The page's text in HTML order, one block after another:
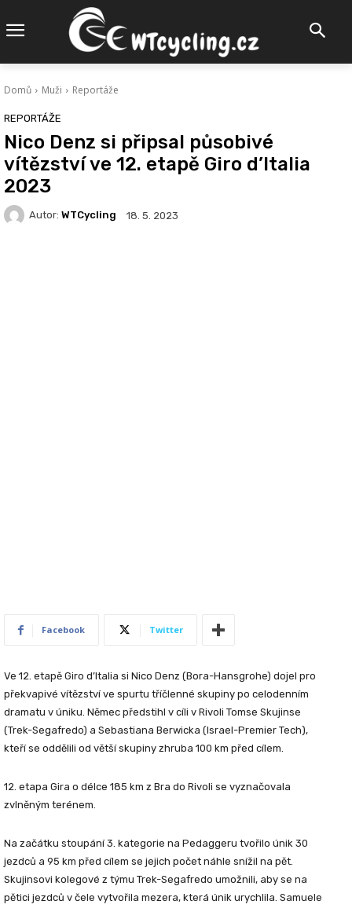
Domů Muži Reportáže
REPORTÁŽE
Nico Denz si připsal působivé
vítězství ve 12. etapě Giro d’Italia
2023
Autor: WTCycling 18. 5. 2023
Facebook Twitter
Ve 12. etapě Giro d’Italia si Nico Denz (Bora-Hansgrohe) dojel pro
překvapivé vítězství ve spurtu tříčlenné skupiny po celodenním
dramatu v úniku. Němec předstihl v cíli v Rivoli Tomse Skujinse
(Trek-Segafredo) a Sebastiana Berwicka (Israel-Premier Tech),
kteří se oddělili od větší skupiny zhruba 100 km před cílem.
12. etapa Gira o délce 185 km z Bra do Rivoli se vyznačovala
zvlněným terénem.
Na začátku stoupání 3. kategorie na Pedaggeru tvořilo únik 30
jezdců a 95 km před cílem se jejich počet náhle snížil na pět.
Skujinsovi kolegové z týmu Trek-Segafredo umožnili, aby se na
pětici jezdců v čele vytvořila mezera, která únik urychlila. Samuele